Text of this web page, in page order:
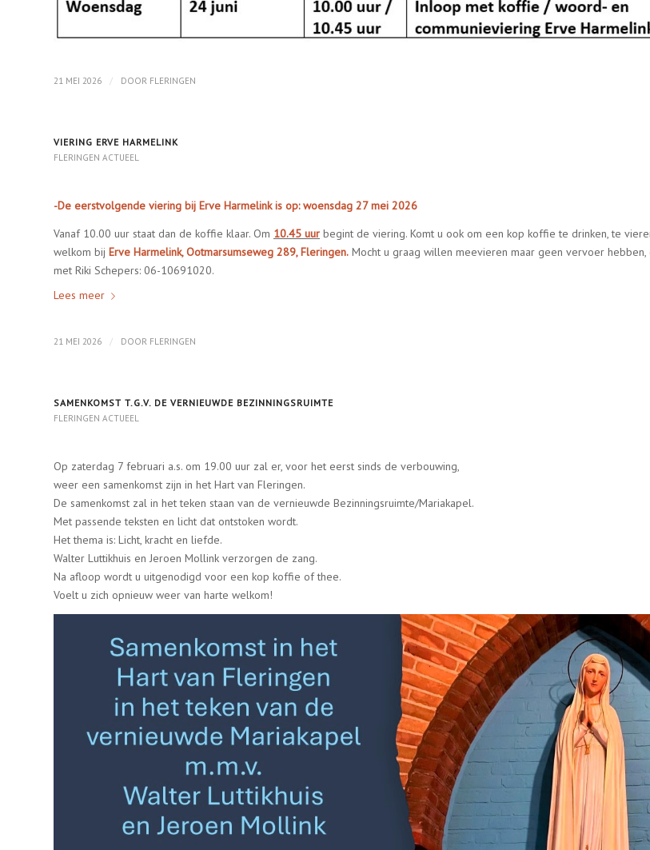
21 MEI 2026 / DOOR FLERINGEN
VIERING ERVE HARMELINK
FLERINGEN ACTUEEL
-De eerstvolgende viering bij Erve Harmelink is op: woensdag 27 mei 2026
Vanaf 10.00 uur staat dan de koffie klaar. Om 10.45 uur begint de viering. Komt u ook om een kop koffie te drinken, te
welkom bij Erve Harmelink, Ootmarsumseweg 289, Fleringen. Mocht u graag willen meevieren maar geen vervoer hebben,
met Riki Schepers: 06-10691020.
Lees meer
21 MEI 2026 / DOOR FLERINGEN
SAMENKOMST T.G.V. DE VERNIEUWDE BEZINNINGSRUIMTE
FLERINGEN ACTUEEL
Op zaterdag 7 februari a.s. om 19.00 uur zal er, voor het eerst sinds de verbouwing,
weer een samenkomst zijn in het Hart van Fleringen.
De samenkomst zal in het teken staan van de vernieuwde Bezinningsruimte/Mariakapel.
Met passende teksten en licht dat ontstoken wordt.
Het thema is: Licht, kracht en liefde.
Walter Luttikhuis en Jeroen Mollink verzorgen de zang.
Na afloop wordt u uitgenodigd voor een kop koffie of thee.
Voelt u zich opnieuw weer van harte welkom!